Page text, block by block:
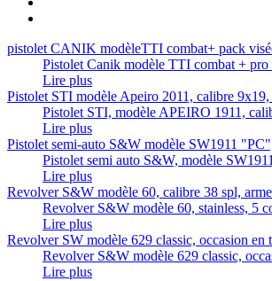
pistolet CANIK modèleTTI combat+ pack
Pistolet Canik modèle TTI combat +
Lire plus
Pistolet STI modèle Apeiro 2011, calibre
Pistolet STI, modèle APEIRO 1911,
Lire plus
Pistolet semi-auto S&W modèle SW1911
Pistolet semi auto S&W, modèle
Lire plus
Revolver S&W modèle 60, calibre 38 spl,
Revolver S&W modèle 60, stainless, 5
Lire plus
Revolver SW modèle 629 classic, occasion en
Revolver S&W modèle 629 classic,
Lire plus